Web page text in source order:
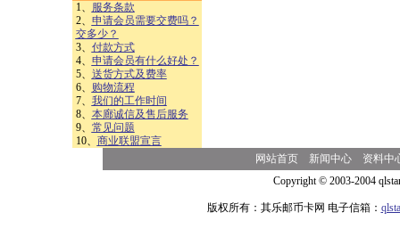
1、
服务条款
2、 申请会员需要交费吗？
交多少？
3、 付款方式
4、 申请会员有什么好处？
5、 送货方式及费率
6、
购物流程
7、 我们的工作时间
8、 本廊诚信及售后服务
9、 常见问题
10、 商业联盟宣言
网站首页 新闻中心
资料中
Copyright © 2003-2004
版权所有：其乐邮币卡网 电子信箱：